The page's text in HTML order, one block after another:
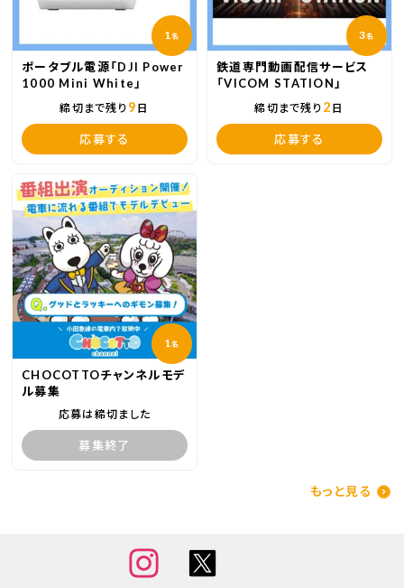
1 名
ポータブル電源「DJI Power
1000 Mini White」
締切まで残り 9 日
応募する
3名
鉄道専門動画配信サービス
「VICOM STATION」
締切まで残り 2 日
応募する
1名
CHOCOTTOチャンネルモデ
ル募集
応募は締切ました
募集終了
もっと見る